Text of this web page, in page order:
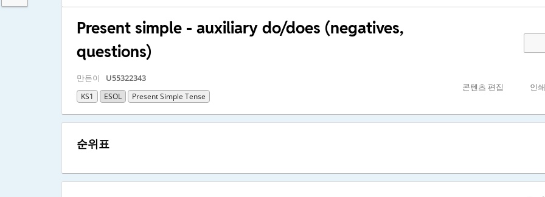
Present simple - auxiliary do/does (negatives,
questions)
만든이 U55322343
KS1 ESOL Present Simple Tense
콘텐츠 편집 인쇄
순위표